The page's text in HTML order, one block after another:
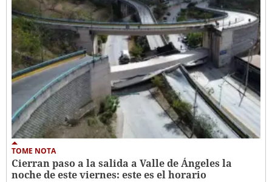
TOME NOTA
Cierran paso a la salida a Valle de Ángeles la
noche de este viernes: este es el horario